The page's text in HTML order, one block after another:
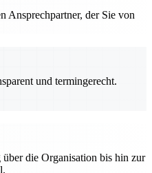
Ansprechpartner, der Sie von
und termingerecht.
die Organisation bis hin zur